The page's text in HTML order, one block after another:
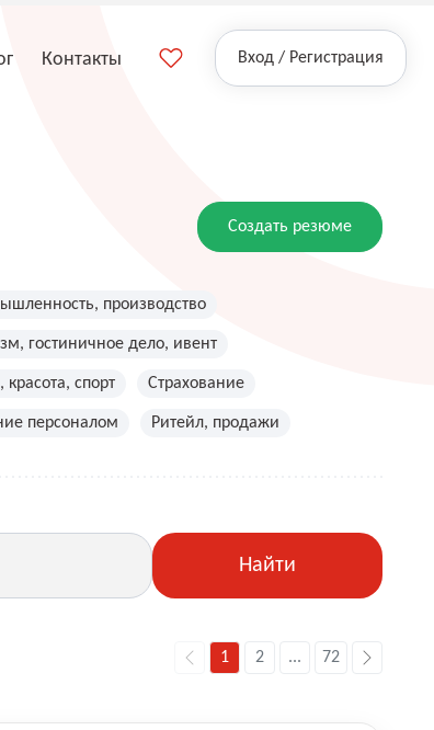
Контакты Вход / Регистрация
Создать резюме
производство
гостиничное дело, ивент
красота, спорт Страхование
персоналом Ритейл, продажи
Найти
1 2 ... 72